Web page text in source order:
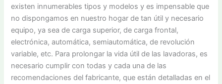
existen innumerables tipos y modelos y es impensable que
no dispongamos en nuestro hogar de tan útil y necesario
equipo, ya sea de carga superior, de carga frontal,
electrónica, automática, semiautomática, de revolución
variable, etc. Para prolongar la vida útil de las lavadoras, es
necesario cumplir con todas y cada una de las
recomendaciones del fabricante, que están detalladas en el